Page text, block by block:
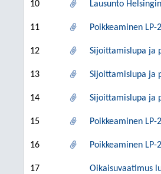
10 Lausunto
11 Poikkeaminen
12 Sijoittamislupa ja
13 Sijoittamislupa ja
14 Sijoittamislupa ja
15 Poikkeaminen
16 Poikkeaminen
17 Oikaisuvaatimus